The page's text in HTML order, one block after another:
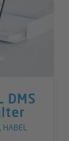
DMS
, HABEL